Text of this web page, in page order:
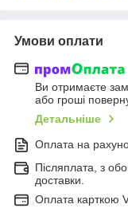
Умови оплати
Ви отримаєте
або гроші
Детальніше
Оплата на
Післяплата, з
доставки.
Оплата карткою